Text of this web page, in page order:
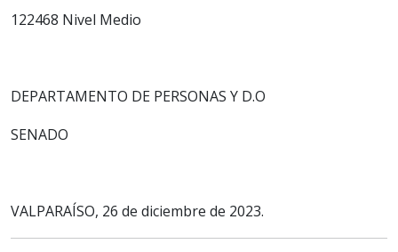
122468 Nivel Medio
DEPARTAMENTO DE PERSONAS Y D.O
SENADO
VALPARAÍSO, 26 de diciembre de 2023.